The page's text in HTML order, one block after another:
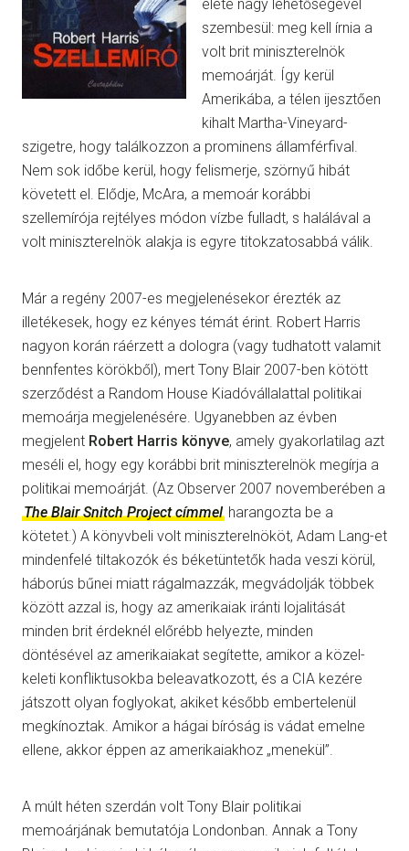
élete nagy lehetőségével
szembesül: meg kell írnia a
volt brit miniszterelnök
memoárját. Így kerül
Amerikába, a télen ijesztően
kihalt Martha-Vineyard-
szigetre, hogy találkozzon a prominens államférfival.
Nem sok időbe kerül, hogy felismerje, szörnyű hibát
követett el. Elődje, McAra, a memoár korábbi
szellemírója rejtélyes módon vízbe fulladt, s halálával a
volt miniszterelnök alakja is egyre titokzatosabbá válik.
Már a regény 2007-es megjelenésekor érezték az
illetékesek, hogy ez kényes témát érint. Robert Harris
nagyon korán ráérzett a dologra (vagy tudhatott valamit
bennfentes körökből), mert Tony Blair 2007-ben kötött
szerződést a Random House Kiadóvállalattal politikai
memoárja megjelenésére. Ugyanebben az évben
megjelent Robert Harris könyve, amely gyakorlatilag azt
meséli el, hogy egy korábbi brit miniszterelnök megírja a
politikai memoárját. (Az Observer 2007 novemberében a
The Blair Snitch Project címmel harangozta be a
kötetet.) A könyvbeli volt miniszterelnököt, Adam Lang-et
mindenfelé tiltakozók és béketüntetők hada veszi körül,
háborús bűnei miatt rágalmazzák, megvádolják többek
között azzal is, hogy az amerikaiak iránti lojalitását
minden brit érdeknél előrébb helyezte, minden
döntésével az amerikaiakat segítette, amikor a közel-
keleti konfliktusokba beleavatkozott, és a CIA kezére
játszott olyan foglyokat, akiket később embertelenül
megkínoztak. Amikor a hágai bíróság is vádat emelne
ellene, akkor éppen az amerikaiakhoz „menekül”.
A múlt héten szerdán volt Tony Blair politikai
memoárjának bemutatója Londonban. Annak a Tony